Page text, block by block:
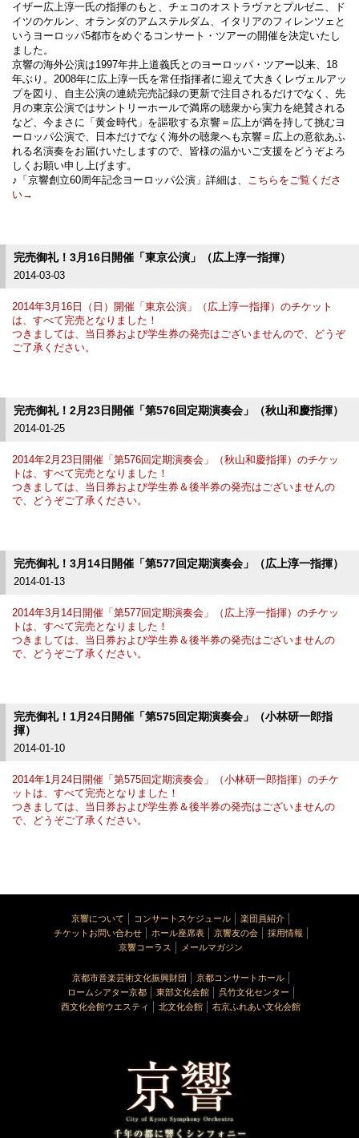
イザー広上淳一氏の指揮のもと、チェコのオストラヴァとプルゼニ、ド
イツのケルン、オランダのアムステルダム、イタリアのフィレンツェと
いうヨーロッパ5都市をめぐるコンサート・ツアーの開催を決定いたし
ました。
京響の海外公演は1997年井上道義氏とのヨーロッパ・ツアー以来、18
年ぶり。2008年に広上淳一氏を常任指揮者に迎えて大きくレヴェルアッ
プを図り、自主公演の連続完売記録の更新で注目されるだけでなく、先
月の東京公演ではサントリーホールで満席の聴衆から実力を絶賛される
など、今まさに「黄金時代」を謳歌する京響＝広上が満を持して挑むヨ
ーロッパ公演で、日本だけでなく海外の聴衆へも京響＝広上の意欲あふ
れる名演奏をお届けいたしますので、皆様の温かいご支援をどうぞよろ
しくお願い申し上げます。
♪「京響創立60周年記念ヨーロッパ公演」詳細は、 こちらをご覧くださ
い→
完売御礼！3月16日開催「東京公演」（広上淳一指揮）
2014-03-03
2014年3月16日（日）開催「東京公演」（広上淳一指揮）のチケット
は、すべて完売となりました！
つきましては、当日券および学生券の発売はございませんので、
どうぞ
ご了承ください。
完売御礼！2月23日開催「第576回定期演奏会」（秋山和慶指揮）
2014-01-25
2014年2月23日開催「第576回定期演奏会」（秋山和慶指揮）のチケッ
トは、すべて完売となりました！
つきましては、当日券および学生券＆後半券の発売はございませんの
で、
どうぞご了承ください。
完売御礼！3月14日開催「第577回定期演奏会」（広上淳一指揮）
2014-01-13
2014年3月14日開催「第577回定期演奏会」（広上淳一指揮）のチケッ
トは、すべて完売となりました！
つきましては、当日券および学生券＆後半券の発売はございませんの
で、
どうぞご了承ください。
完売御礼！1月24日開催「第575回定期演奏会」（小林研一郎指
揮）
2014-01-10
2014年1月24日開催「第575回定期演奏会」（小林研一郎指揮）のチケ
ットは、すべて完売となりました！
つきましては、当日券および学生券＆後半券の発売はございませんの
で、
どうぞご了承ください。
京響について コンサートスケジュール
楽団員紹介
チケットお問い合わせ
ホール座席表 京響友の会
採用情報
京響コーラス
メールマガジン
京都市音楽芸術文化振興財団
京都コンサートホール
ロームシアター京都
東部文化会館
呉竹文化センター
西文化会館ウエスティ
北文化会館 右京ふれあい文化会館